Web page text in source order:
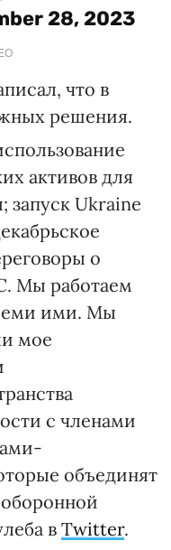
28, 2023
что в
решения.
активов для
запуск Ukraine
о
Мы работаем
ими. Мы
мое
с членами
объединят
в Twitter.